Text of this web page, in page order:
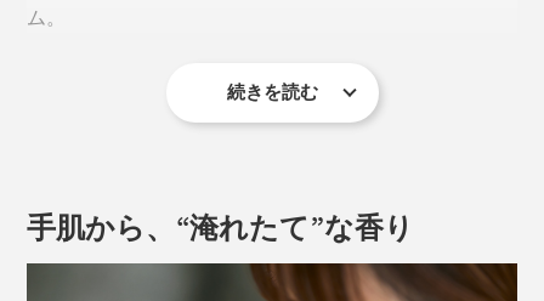
ム。
続きを読む
手肌から、“淹れたて”な香り